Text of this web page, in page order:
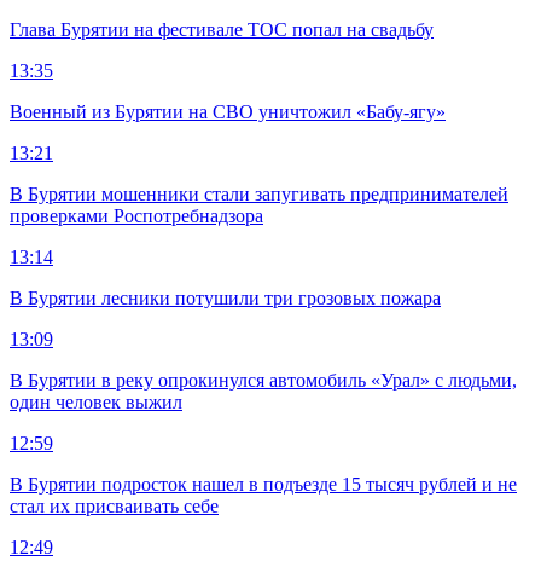
Глава Бурятии на фестивале ТОС попал на свадьбу
13:35
Военный из Бурятии на СВО уничтожил «Бабу-ягу»
13:21
В Бурятии мошенники стали запугивать предпринимателей
проверками Роспотребнадзора
13:14
В Бурятии лесники потушили три грозовых пожара
13:09
В Бурятии в реку опрокинулся автомобиль «Урал» с людьми,
один человек выжил
12:59
В Бурятии подросток нашел в подъезде 15 тысяч рублей и не
стал их присваивать себе
12:49